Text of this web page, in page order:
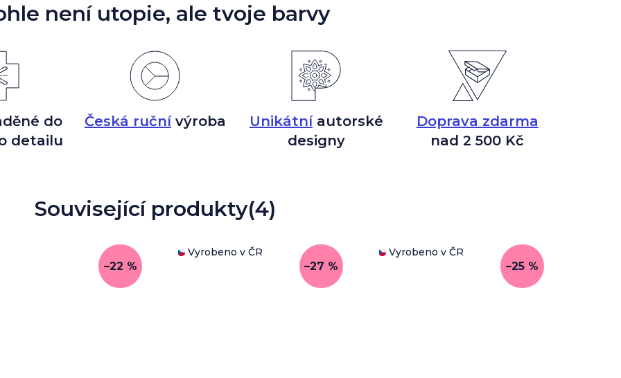
není utopie, ale tvoje barvy
do
detailu
Česká ručnívýroba Unikátníautorské
designy
Doprava zdarma
nad 2 500 Kč
Související produkty(4)
–22 %
Vyrobeno v ČR
–27 %
Vyrobeno v ČR
–25 %